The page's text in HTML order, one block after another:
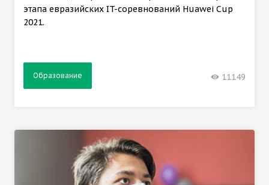
этапа евразийских IT-соревнований Huawei Cup
2021.
Образование 11149